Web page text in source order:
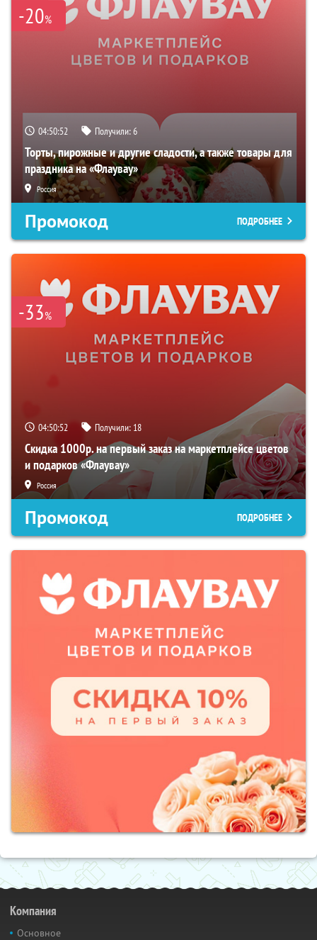
-20%
04:50:51 Получили:6
Торты, пирожные и другие сладости, а также товары для
праздника на «Флаувау»
Россия
Промокод ПОДРОБНЕЕ
-33%
04:50:51 Получили: 18
Скидка 1000р. на первый заказ на маркетплейсе цветов
и подарков «Флаувау»
Россия
Промокод ПОДРОБНЕЕ
Компания
Основное